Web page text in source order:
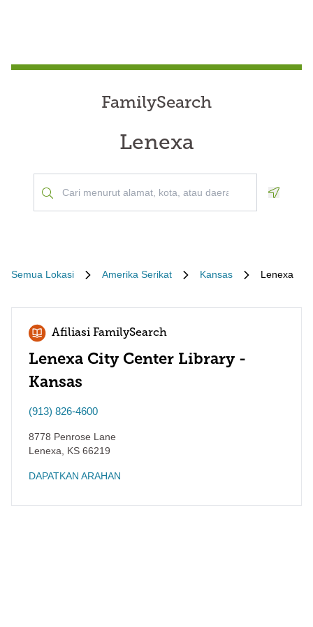
FamilySearch
Lenexa
Semua Lokasi Amerika Serikat Kansas Lenexa
Afiliasi FamilySearch
Lenexa City Center Library -
Kansas
(913) 826-4600
8778 Penrose Lane
Lenexa
KS 66219
DAPATKAN ARAHAN